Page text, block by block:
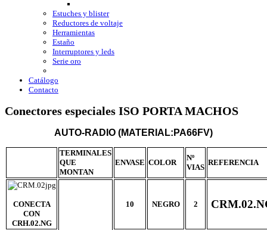
Estuches y blister
Reductores de voltaje
Herramientas
Estaño
Interruptores y leds
Serie oro
Catálogo
Contacto
Conectores especiales ISO PORTA MACHOS
AUTO-RADIO (MATERIAL:PA66FV)
TERMINALES
QUE
MONTAN
ENVASE COLOR
Nº
VIAS
REFERENCIA
CONECTA
CON
CRH.02.NG
10 NEGRO 2